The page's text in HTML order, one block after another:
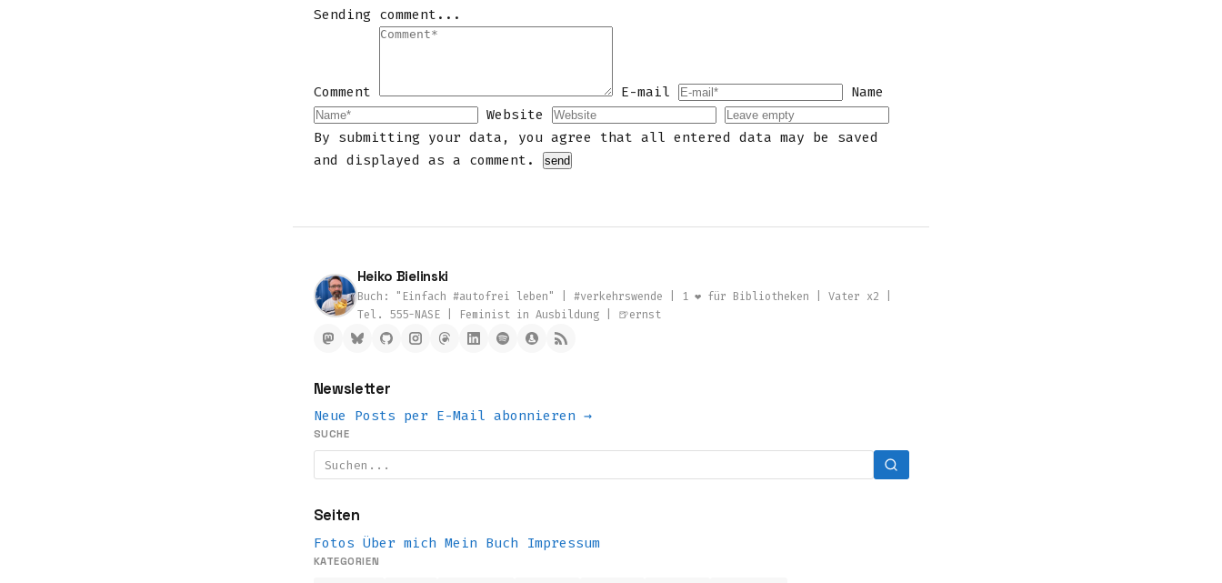
Sending comment...
Comment E-mail
Name
Website
By submitting your data, you agree that all entered data may be saved
and displayed as a comment.
Heiko Bielinski
Buch: "Einfach #autofrei leben" | #verkehrswende | 1 ❤️ für Bibliotheken | Vater x2 |
Tel. 555-NASE | Feminist in Ausbildung | 🍺ernst
Newsletter
Neue Posts per E-Mail abonnieren →
SUCHE
Seiten
Fotos Über mich Mein Buch Impressum
KATEGORIEN